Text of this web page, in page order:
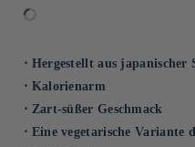
⋅ Hergestellt aus japanischer
⋅ Kalorienarm
⋅ Zart-süßer Geschmack
⋅ Eine vegetarische